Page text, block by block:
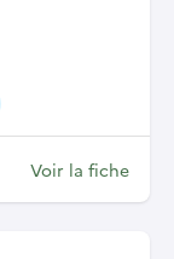
Voir la fiche